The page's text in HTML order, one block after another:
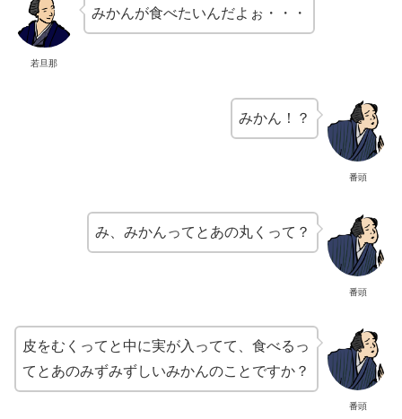
若旦那
みかんが食べたいんだよぉ・・・
番頭
みかん！？
番頭
み、みかんってとあの丸くって？
番頭
皮をむくってと中に実が入ってて、食べるっ
てとあのみずみずしいみかんのことですか？